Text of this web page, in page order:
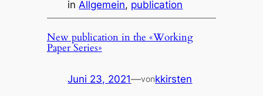
inAllgemein, publication
New publication in the «Working
Paper Series»
Juni 23, 2021—vonkkirsten